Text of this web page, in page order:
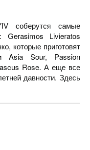
соберутся самые
Gerasimos Livieratos
которые приготовят
Asia Sour, Passion
Rose. А еще все
давности. Здесь